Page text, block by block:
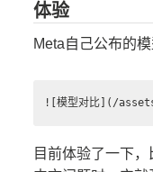
体验
Meta自己公布的模
目前体验了一下